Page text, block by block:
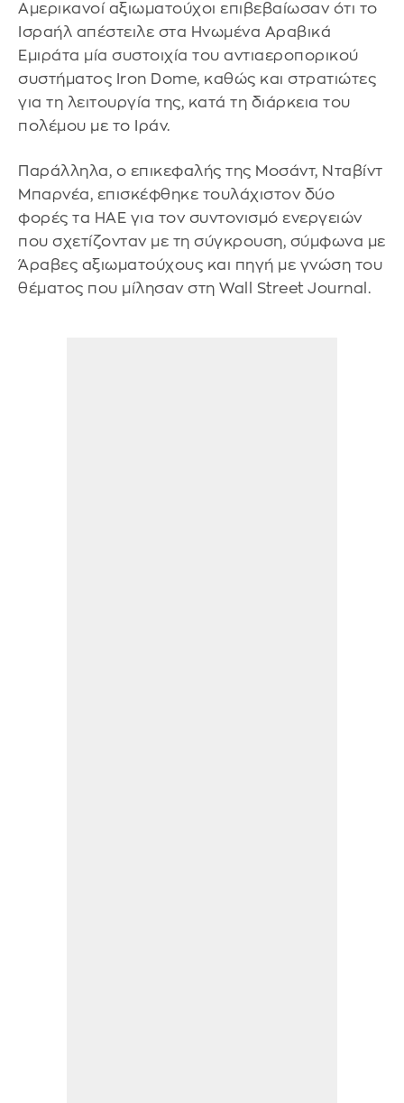
Αμερικανοί αξιωματούχοι επιβεβαίωσαν ότι το
Ισραήλ απέστειλε στα Ηνωμένα Αραβικά
Εμιράτα μία συστοιχία του αντιαεροπορικού
συστήματος Iron Dome, καθώς και στρατιώτες
για τη λειτουργία της, κατά τη διάρκεια του
πολέμου με το Ιράν.
Παράλληλα, ο επικεφαλής της Μοσάντ, Νταβίντ
Μπαρνέα, επισκέφθηκε τουλάχιστον δύο
φορές τα ΗΑΕ για τον συντονισμό ενεργειών
που σχετίζονταν με τη σύγκρουση, σύμφωνα με
Άραβες αξιωματούχους και πηγή με γνώση του
θέματος που μίλησαν στη Wall Street Journal.